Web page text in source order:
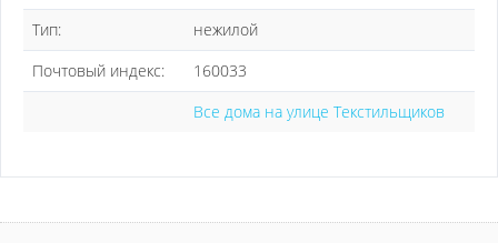
Тип:
нежилой
Почтовый индекс:
160033
Все дома на улице Текстильщиков